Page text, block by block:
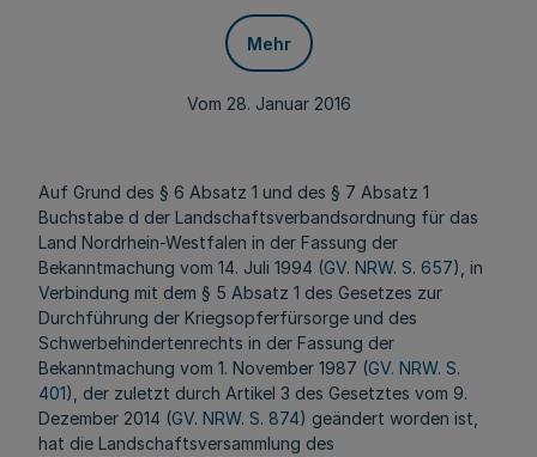
Mehr
Vom 28. Januar 2016
Auf Grund des § 6 Absatz 1 und des § 7 Absatz 1
Buchstabe d der Landschaftsverbandsordnung für das
Land Nordrhein-Westfalen in der Fassung der
Bekanntmachung vom 14. Juli 1994 (GV. NRW. S. 657), in
Verbindung mit dem § 5 Absatz 1 des Gesetzes zur
Durchführung der Kriegsopferfürsorge und des
Schwerbehindertenrechts in der Fassung der
Bekanntmachung vom 1. November 1987 (GV. NRW. S.
401), der zuletzt durch Artikel 3 des Gesetztes vom 9.
Dezember 2014 (GV. NRW. S. 874) geändert worden ist,
hat die Landschaftsversammlung des